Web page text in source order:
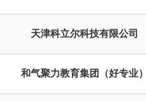
天津科立尔科技有限公司
和气聚力教育集团（好专业）